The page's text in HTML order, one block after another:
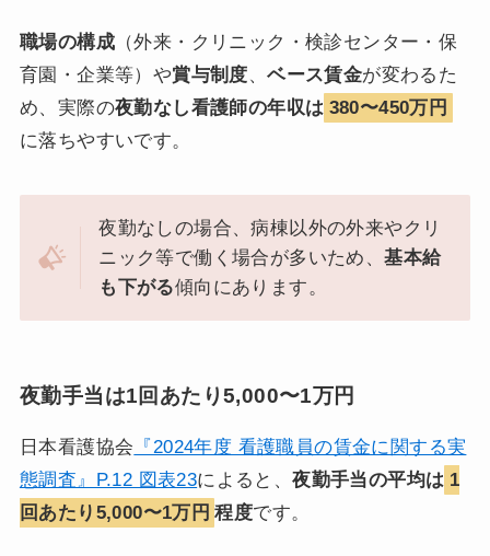
職場の構成（外来・クリニック・検診センター・保
育園・企業等）や賞与制度、ベース賃金が変わるた
め、実際の夜勤なし看護師の年収は 380〜450万円
に落ちやすいです。
夜勤なしの場合、病棟以外の外来やクリ
ニック等で働く場合が多いため、基本給
も下がる傾向にあります。
夜勤手当は1回あたり5,000〜1万円
日本看護協会 『2024年度 看護職員の賃金に関する実
態調査』P.12 図表23によると、夜勤手当の平均は 1
回あたり5,000〜1万円 程度です。